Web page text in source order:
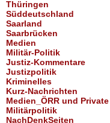
Thüringen
Süddeutschland
Saarland
Saarbrücken
Medien
Militär-Politik
Justiz-Kommentare
Justizpolitik
Kriminelles
Kurz-Nachrichten
Medien_ÖRR und Private
Militärpolitik
NachDenkSeiten